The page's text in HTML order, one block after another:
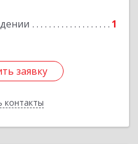
1
заявку
контакты
заявку